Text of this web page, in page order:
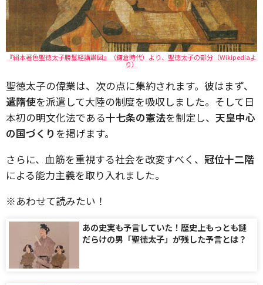
『絹本著色聖徳太子勝鬘経講讃図』（鎌倉時代）より、聖徳太子の部分（Wikipediaよ
り）
聖徳太子の偉業は、次の点に集約されます。彼はまず、
遣隋使を派遣して大陸の制度を吸収しました。そして日
本初の明文化法である十七条の憲法を制定し、 天皇中心
の国づくり を掲げます。
さらに、血筋を重視する社会を改変すべく、 冠位十二階
による能力主義を取り入れました。
※あわせて読みたい！
あの史実も予言していた！歴史上もっとも謎
だらけの男「聖徳太子」が残した予言とは？